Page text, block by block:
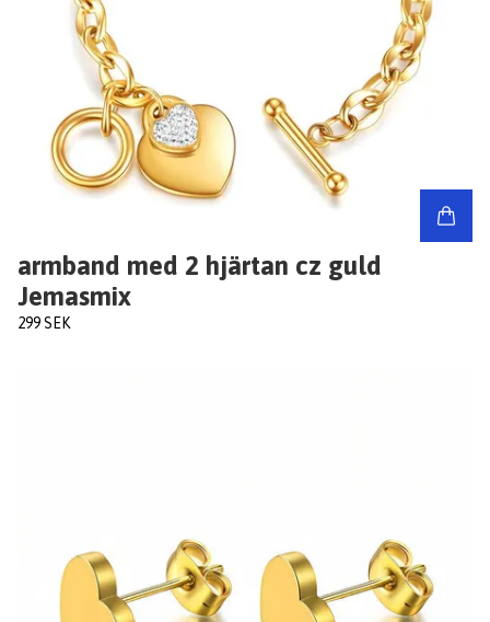
armband med 2 hjärtan cz guld
Jemasmix
299 SEK